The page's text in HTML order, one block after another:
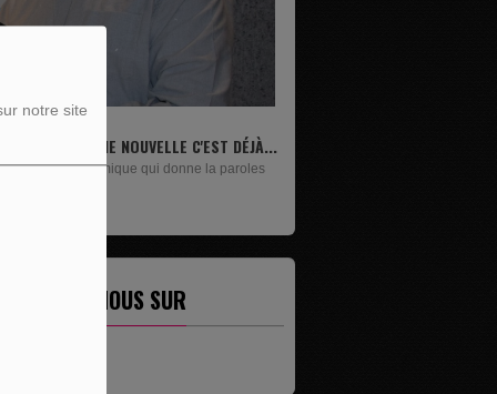
notre site
lundi sur deux, Maxime Janssens vous
RETROUVEZ-NOUS SUR